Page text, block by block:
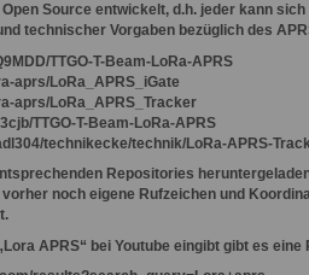
Source entwickelt, d.h. jeder kann
technischer Vorgaben bezüglich des
TTGO-T-Beam-LoRa-APRS
aprs/LoRa_APRS_iGate
aprs/LoRa_APRS_Tracker
TTGO-T-Beam-LoRa-APRS
technikecke/technik/LoRa-APRS-
Repositories
noch eigene Rufzeichen und
APRS“ bei Youtube eingibt gibt es